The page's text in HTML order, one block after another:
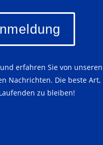
erfahren Sie von unseren
Nachrichten. Die beste Art,
zu bleiben!